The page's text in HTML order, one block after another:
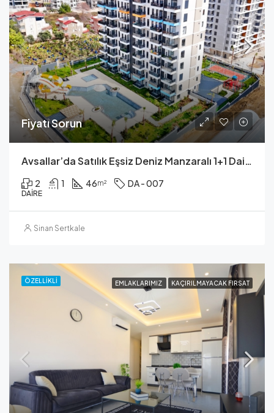
Fiyatı Sorun
Avsallar’da Satılık Eşsiz Deniz Manzaralı 1+1 Daire
2 1 46m² DA - 007
DAIRE
Sinan Sertkale
ÖZELLIKLI EMLAKLARIMIZ KAÇIRILMAYACAK FIRSAT